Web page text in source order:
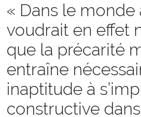
« Dans le monde
voudrait en effet
que la précarité
entraîne
inaptitude à
constructive